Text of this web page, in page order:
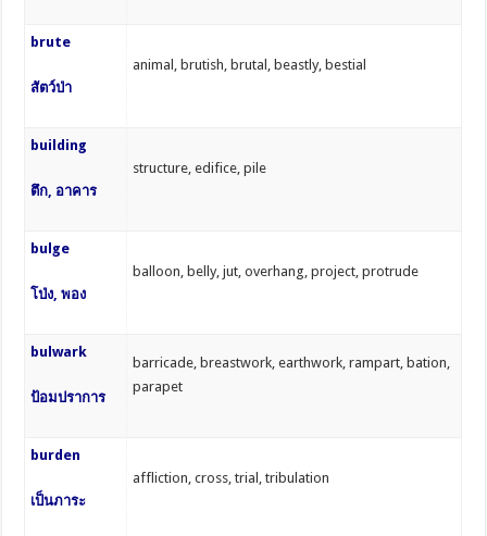
brute
สัตว์ป่า
animal, brutish, brutal, beastly, bestial
building
ตึก, อาคาร
structure, edifice, pile
bulge
โป่ง, พอง
balloon, belly, jut, overhang, project, protrude
bulwark
ป้อมปราการ
barricade, breastwork, earthwork, rampart, bation,
parapet
burden
เป็นภาระ
affliction, cross, trial, tribulation